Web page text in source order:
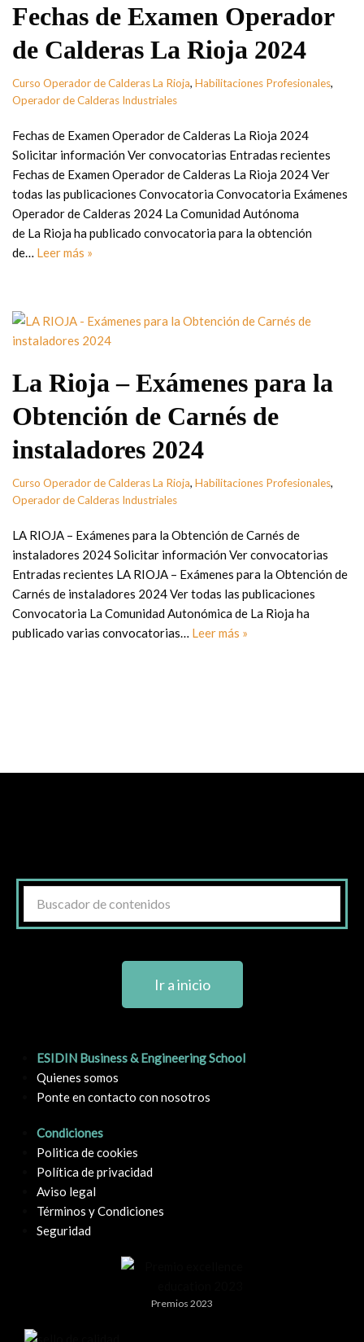
Fechas de Examen Operador
de Calderas La Rioja 2024
Curso Operador de Calderas La Rioja, Habilitaciones Profesionales,
Operador de Calderas Industriales
Fechas de Examen Operador de Calderas La Rioja 2024
Solicitar información Ver convocatorias Entradas recientes
Fechas de Examen Operador de Calderas La Rioja 2024 Ver
todas las publicaciones Convocatoria Convocatoria Exámenes
Operador de Calderas 2024 La Comunidad Autónoma
de La Rioja ha publicado convocatoria para la obtención
de… Leer más »
La Rioja – Exámenes para la
Obtención de Carnés de
instaladores 2024
Curso Operador de Calderas La Rioja, Habilitaciones Profesionales,
Operador de Calderas Industriales
LA RIOJA – Exámenes para la Obtención de Carnés de
instaladores 2024 Solicitar información Ver convocatorias
Entradas recientes LA RIOJA – Exámenes para la Obtención de
Carnés de instaladores 2024 Ver todas las publicaciones
Convocatoria La Comunidad Autonómica de La Rioja ha
publicado varias convocatorias… Leer más »
Ir a inicio
ESIDIN Business & Engineering School
Quienes somos
Ponte en contacto con nosotros
Condiciones
Politica de cookies
Política de privacidad
Aviso legal
Términos y Condiciones
Seguridad
Premios 2023